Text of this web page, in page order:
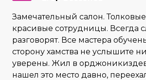
Замечательный салон.
красивые сотрудницы. Всегда
разговорят. Все мастера
сторону хамства не услышите
уверены. Жил в
нашел это место давно,